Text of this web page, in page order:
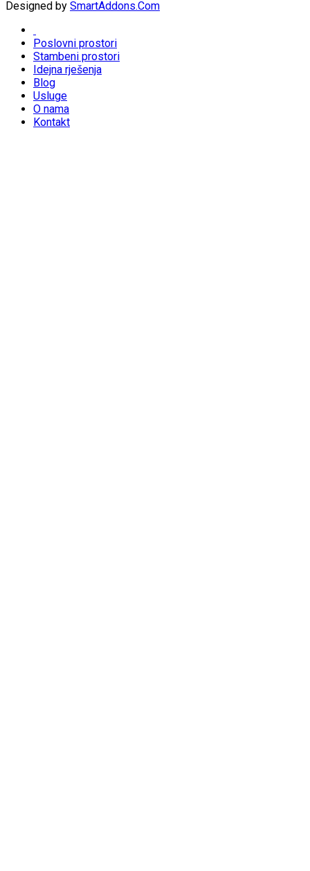
Designed by SmartAddons.Com
Poslovni prostori
Stambeni prostori
Idejna rješenja
Blog
Usluge
O nama
Kontakt